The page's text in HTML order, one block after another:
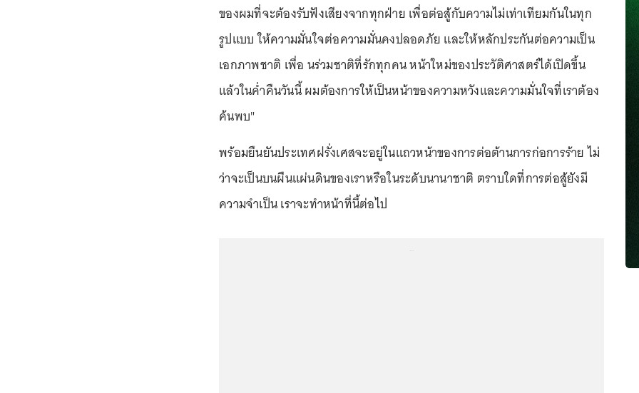
ของผมที่จะต้องรับฟังเสียงจากทุกฝ่าย เพื่อต่อสู้กับความไม่เท่าเทียมกันในทุก
รูปแบบ ให้ความมั่นใจต่อความมั่นคงปลอดภัย และให้หลักประกันต่อความเป็น
เอกภาพชาติ เพื่อ นร่วมชาติที่รักทุกคน หน้าใหม่ของประวัติศาสตร์ได้เปิดขึ้น
แล้วในค่ำคืนวันนี้ ผมต้องการให้เป็นหน้าของความหวังและความมั่นใจที่เราต้อง
ค้นพบ"
พร้อมยืนยันประเทศฝรั่งเศสจะอยู่ในแถวหน้าของการต่อต้านการก่อการร้าย ไม่
ว่าจะเป็นบนผืนแผ่นดินของเราหรือในระดับนานาชาติ ตราบใดที่การต่อสู้ยังมี
ความจำเป็น เราจะทำหน้าที่นี้ต่อไป